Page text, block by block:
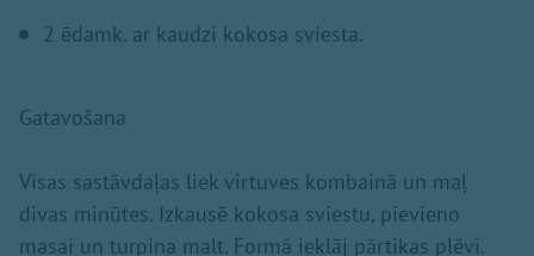
2 ēdamk. ar kaudzi kokosa sviesta.
Gatavošana
Visas sastāvdaļas liek virtuves kombainā un maļ
divas minūtes. Izkausē kokosa sviestu, pievieno
masai un turpina malt. Formā ieklāj pārtikas plēvi.